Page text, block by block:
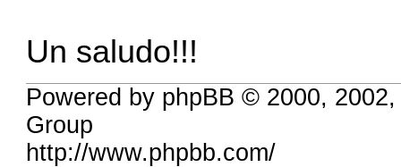
Un saludo!!!
Powered by phpBB © 2000,
Group
http://www.phpbb.com/